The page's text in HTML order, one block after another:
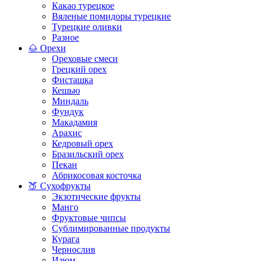
Какао турецкое
Вяленые помидоры турецкие
Турецкие оливки
Разное
🌰 Орехи
Ореховые смеси
Грецкий орех
Фисташка
Кешью
Миндаль
Фундук
Макадамия
Арахис
Кедровый орех
Бразильский орех
Пекан
Абрикосовая косточка
🍑 Сухофрукты
Экзотические фрукты
Манго
Фруктовые чипсы
Сублимированные продукты
Курага
Чернослив